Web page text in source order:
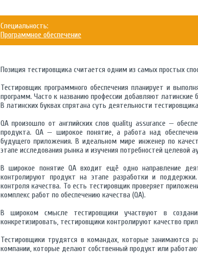
Специальность:
Программное обеспечение
Позиция тестировщика считается одним из самых простых
Тестировщик программного обеспечения планирует и
программ. Часто к названию профессии добавляют
В латинских буквах спрятана суть деятельности
QA произошло от английских слов quality assurance —
продукта. QA — широкое понятие, а работа над
будущего приложения. В идеальном мире инженер по
этапе исследования рынка и изучения потребностей целевой
В широкое понятие QA входит ещё одно направление
контролируют продукт на этапе разработки и
контроля качества. То есть тестировщик проверяет
комплекс работ по обеспечению качества (QA).
В широком смысле тестировщики участвуют в
конкретизировать, тестировщики контролируют качество
Тестировщики трудятся в командах, которые занимаются
компании, которые делают собственный продукт или